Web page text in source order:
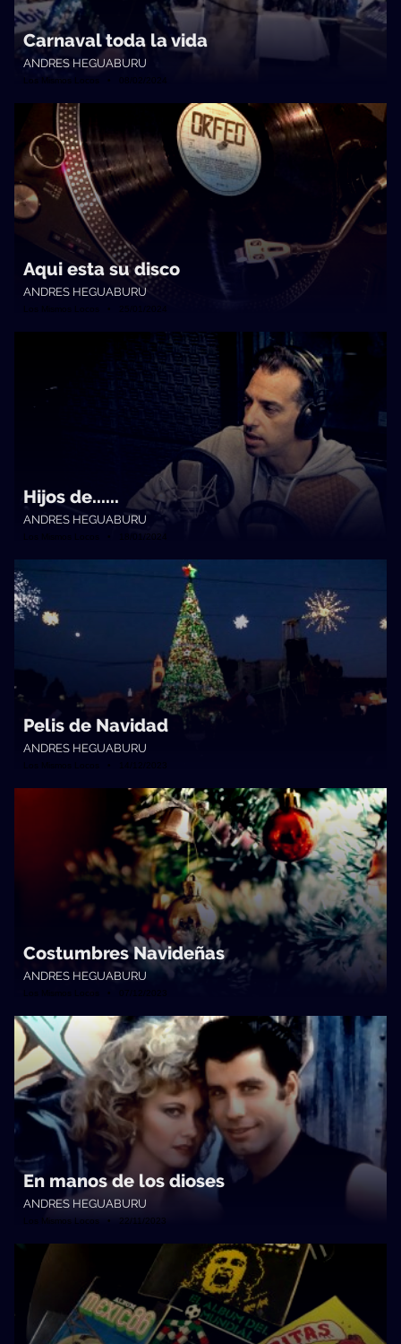
Carnaval toda la vida
ANDRES HEGUABURU
Los Mismos Locos • 08/02/2024
Aqui esta su disco
ANDRES HEGUABURU
Los Mismos Locos • 25/01/2024
Hijos de......
ANDRES HEGUABURU
Los Mismos Locos • 18/01/2024
Pelis de Navidad
ANDRES HEGUABURU
Los Mismos Locos • 14/12/2023
Costumbres Navideñas
ANDRES HEGUABURU
Los Mismos Locos • 07/12/2023
En manos de los dioses
ANDRES HEGUABURU
Los Mismos Locos • 22/11/2023